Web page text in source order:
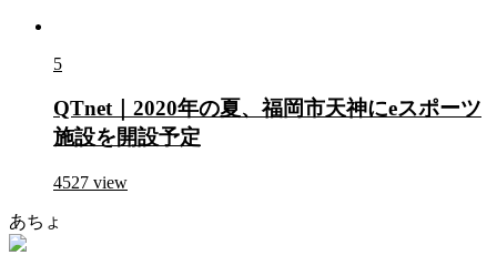
5
QTnet｜2020年の夏、福岡市天神にeスポーツ
施設を開設予定
4527 view
あちょ